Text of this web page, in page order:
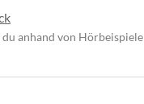
anhand von